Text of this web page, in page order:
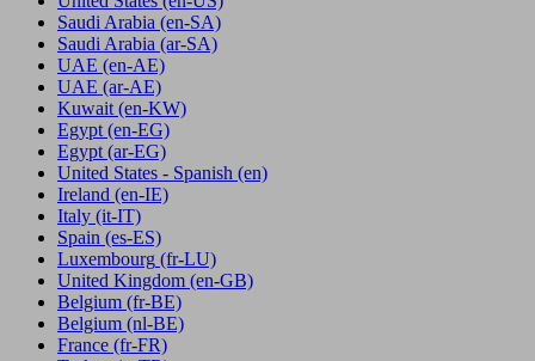
Saudi Arabia (en-SA)
Saudi Arabia (ar-SA)
UAE (en-AE)
UAE (ar-AE)
Kuwait (en-KW)
Egypt (en-EG)
Egypt (ar-EG)
United States - Spanish (en)
Ireland (en-IE)
Italy (it-IT)
Spain (es-ES)
Luxembourg (fr-LU)
United Kingdom (en-GB)
Belgium (fr-BE)
Belgium (nl-BE)
France (fr-FR)